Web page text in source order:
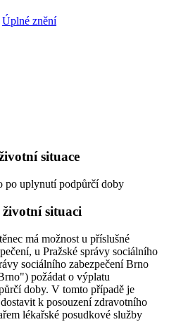
Úplné znění
situace
po uplynutí podpůrčí doby
situaci
má možnost u příslušné
u Pražské správy sociálního
sociálního zabezpečení Brno
požádat o výplatu
doby. V tomto případě je
k posouzení zdravotního
lékařské posudkové služby